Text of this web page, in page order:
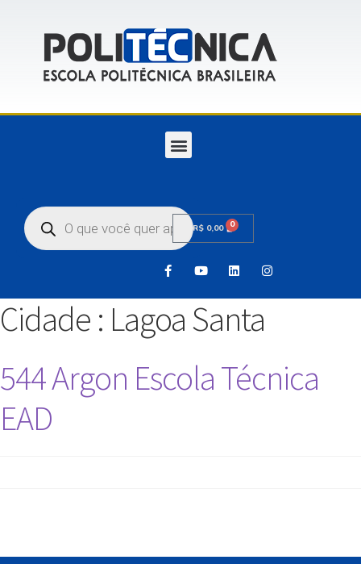
R$ 0,00 0
Cidade : Lagoa Santa
544 Argon Escola Técnica
EAD